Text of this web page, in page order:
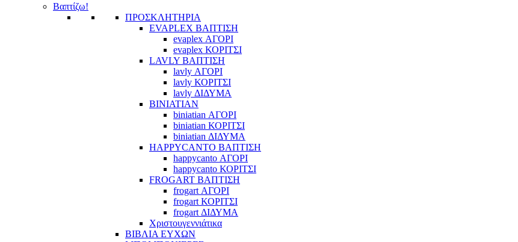
Βαπτίζω!
ΠΡΟΣΚΛΗΤΗΡΙΑ
EVAPLEX ΒΑΠΤΙΣΗ
evaplex ΑΓΟΡΙ
evaplex ΚΟΡΙΤΣΙ
LAVLY ΒΑΠΤΙΣΗ
lavly ΑΓΟΡΙ
lavly ΚΟΡΙΤΣΙ
lavly ΔΙΔΥΜΑ
BINIATIAN
biniatian ΑΓΟΡΙ
biniatian ΚΟΡΙΤΣΙ
biniatian ΔΙΔΥΜΑ
HAPPYCANTO ΒΑΠΤΙΣΗ
happycanto ΑΓΟΡΙ
happycanto ΚΟΡΙΤΣΙ
FROGART ΒΑΠΤΙΣΗ
frogart ΑΓΟΡΙ
frogart ΚΟΡΙΤΣΙ
frogart ΔΙΔΥΜΑ
Χριστουγεννιάτικα
ΒΙΒΛΙΑ ΕΥΧΩΝ